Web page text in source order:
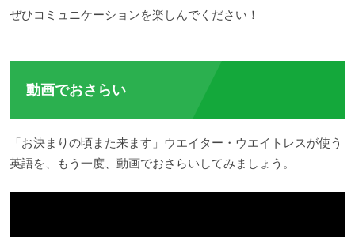
ぜひコミュニケーションを楽しんでください！
動画でおさらい
「お決まりの頃また来ます」ウエイター・ウエイトレスが使う
英語を、もう一度、動画でおさらいしてみましょう。